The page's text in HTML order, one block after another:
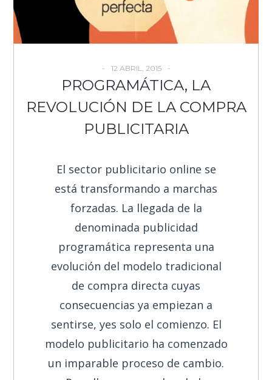
12 ABRIL, 2015
PROGRAMÁTICA, LA
REVOLUCIÓN DE LA COMPRA
PUBLICITARIA
El sector publicitario online se
está transformando a marchas
forzadas. La llegada de la
denominada publicidad
programática representa una
evolución del modelo tradicional
de compra directa cuyas
consecuencias ya empiezan a
sentirse, yes solo el comienzo. El
modelo publicitario ha comenzado
un imparable proceso de cambio.